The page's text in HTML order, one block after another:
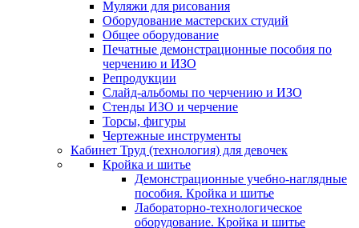
Муляжи для рисования
Оборудование мастерских студий
Общее оборудование
Печатные демонстрационные пособия по
черчению и ИЗО
Репродукции
Слайд-альбомы по черчению и ИЗО
Стенды ИЗО и черчение
Торсы, фигуры
Чертежные инструменты
Кабинет Труд (технология) для девочек
Кройка и шитье
Демонстрационные учебно-наглядные
пособия. Кройка и шитье
Лабораторно-технологическое
оборудование. Кройка и шитье